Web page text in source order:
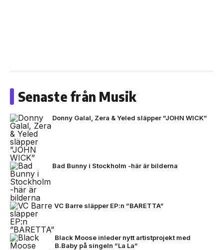
Senaste från Musik
Donny Galal, Zera & Yeled släpper ”JOHN WICK”
Bad Bunny i Stockholm -här är bilderna
VC Barre släpper EP:n ”BARETTA”
Black Moose inleder nytt artistprojekt med
B.Baby på singeln ”La La”